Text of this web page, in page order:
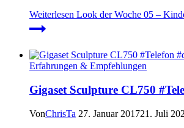
Weiterlesen Look der Woche 05 –
Erfahrungen & Empfehlungen
Gigaset Sculpture CL750
VonChrisTa 27. Januar 201721. Juli